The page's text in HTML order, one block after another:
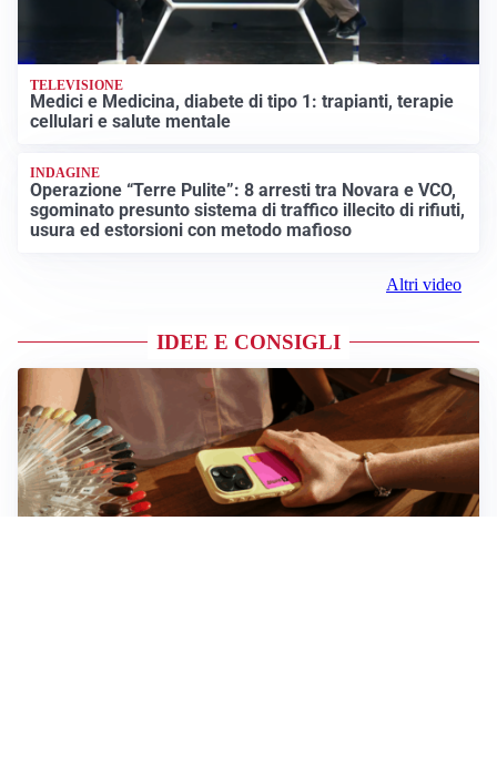
TELEVISIONE
Medici e Medicina, diabete di tipo 1: trapianti, terapie
cellulari e salute mentale
INDAGINE
Operazione “Terre Pulite”: 8 arresti tra Novara e VCO,
sgominato presunto sistema di traffico illecito di rifiuti,
usura ed estorsioni con metodo mafioso
Altri video
IDEE E CONSIGLI